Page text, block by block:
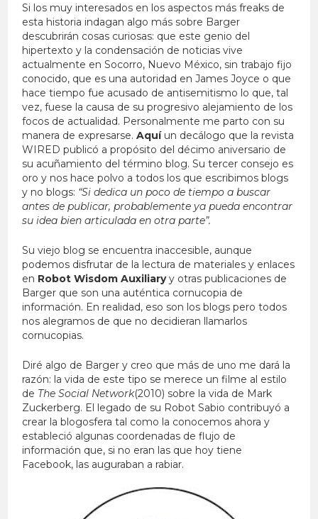
Si los muy interesados en los aspectos más freaks de
esta historia indagan algo más sobre Barger
descubrirán cosas curiosas: que este genio del
hipertexto y la condensación de noticias vive
actualmente en Socorro, Nuevo México, sin trabajo fijo
conocido, que es una autoridad en James Joyce o que
hace tiempo fue acusado de antisemitismo lo que, tal
vez, fuese la causa de su progresivo alejamiento de los
focos de actualidad. Personalmente me parto con su
manera de expresarse.Aquíun decálogo que la revista
WIRED publicó a propósito del décimo aniversario de
su acuñamiento del término blog. Su tercer consejo es
oro y nos hace polvo a todos los que escribimos blogs
y no blogs: “Si dedica un poco de tiempo a buscar
antes de publicar, probablemente ya pueda encontrar
su idea bien articulada en otra parte”.
Su viejo blog se encuentra inaccesible, aunque
podemos disfrutar de la lectura de materiales y enlaces
en Robot Wisdom Auxiliaryy otras publicaciones de
Barger que son una auténtica cornucopia de
información. En realidad, eso son los blogs pero todos
nos alegramos de que no decidieran llamarlos
cornucopias.
Diré algo de Barger y creo que más de uno me dará la
razón: la vida de este tipo se merece un filme al estilo
de The Social Network(2010) sobre la vida de Mark
Zuckerberg. El legado de su Robot Sabio contribuyó a
crear la blogosfera tal como la conocemos ahora y
estableció algunas coordenadas de flujo de
información que, si no eran las que hoy tiene
Facebook, las auguraban a rabiar.